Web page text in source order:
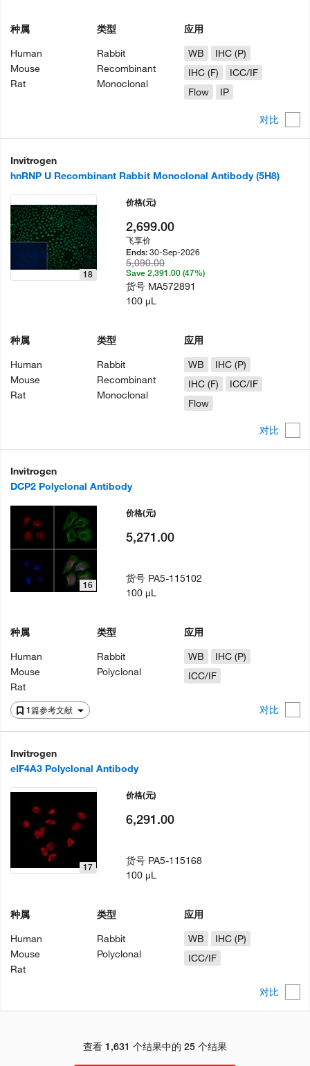
对比
种属
Human
Mouse
Rat
类型
Rabbit
Recombinant
Monoclonal
应用
WB
IHC (P)
IHC (F)
ICC/IF
Flow
IP
Invitrogen
hnRNP U Recombinant Rabbit Monoclonal Antibody (5H8)
对比
18
种属
Human
Mouse
Rat
类型
Rabbit
Recombinant
Monoclonal
应用
WB
IHC (P)
IHC (F)
ICC/IF
Flow
价格(元)
2,699.00
飞享价
Ends:30-Sep-2026
5,090.00
Save 2,391.00 (47%)
货号 MA572891
100 µL
Invitrogen
DCP2 Polyclonal Antibody
1篇参考文献 对比
16
种属
Human
Mouse
Rat
类型
Rabbit
Polyclonal
应用
WB
IHC (P)
ICC/IF
价格(元)
5,271.00
货号 PA5-115102
100 µL
Invitrogen
eIF4A3 Polyclonal Antibody
对比
17
种属
Human
Mouse
Rat
类型
Rabbit
Polyclonal
应用
WB
IHC (P)
ICC/IF
价格(元)
6,291.00
货号 PA5-115168
100 µL
查看 1,631 个结果中的 25 个结果